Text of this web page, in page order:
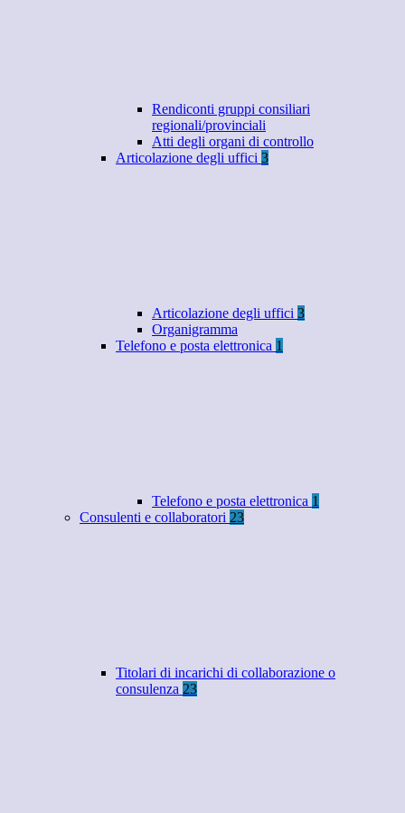
Rendiconti gruppi consiliari
regionali/provinciali
Atti degli organi di controllo
Articolazione degli uffici 3
Articolazione degli uffici 3
Organigramma
Telefono e posta elettronica 1
Telefono e posta elettronica 1
Consulenti e collaboratori 23
Titolari di incarichi di collaborazione o
consulenza 23